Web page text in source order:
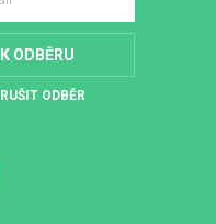
ODBĚRU
ODBĚR